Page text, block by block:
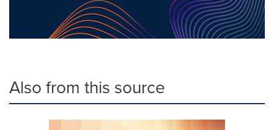
Also from this source